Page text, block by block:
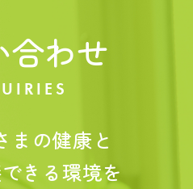
合わせ
まの健康と
きる環境を